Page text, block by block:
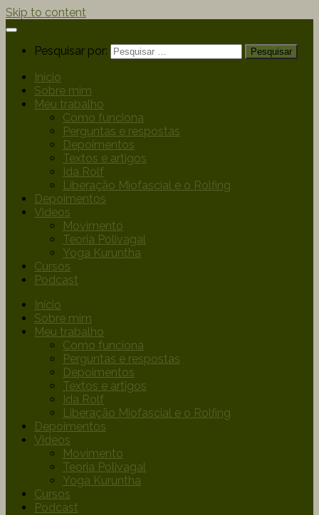
Skip to content
Pesquisar por:
Início
Sobre mim
Meu trabalho
Como funciona
Perguntas e respostas
Depoimentos
Textos e artigos
Ida Rolf
Liberação Miofascial e o Rolfing
Depoimentos
Videos
Movimento
Teoria Polivagal
Yoga Kuruntha
Cursos
Podcast
Início
Sobre mim
Meu trabalho
Como funciona
Perguntas e respostas
Depoimentos
Textos e artigos
Ida Rolf
Liberação Miofascial e o Rolfing
Depoimentos
Videos
Movimento
Teoria Polivagal
Yoga Kuruntha
Cursos
Podcast